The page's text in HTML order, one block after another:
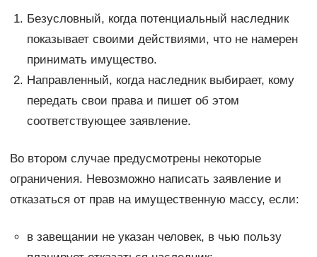
Безусловный, когда потенциальный наследник
показывает своими действиями, что не намерен
принимать имущество.
Направленный, когда наследник выбирает, кому
передать свои права и пишет об этом
соответствующее заявление.
Во втором случае предусмотрены некоторые
ограничения. Невозможно написать заявление и
отказаться от прав на имущественную массу, если:
в завещании не указан человек, в чью пользу